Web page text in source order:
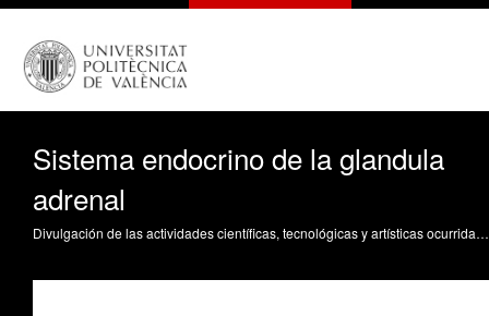
Sistema endocrino de la glandula
adrenal
Divulgación de las actividades científicas, tecnológicas y artísticas ocurridas en los tres campus de la UPV